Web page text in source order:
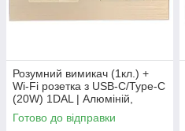
Розумний вимикач (1кл.) +
Wi-Fi розетка з USB-C/Type-C
(20W) 1DAL | Алюміній,
Золото (A157-GSW1G.WF-
STUTC.WF.GD)
Готово до відправки